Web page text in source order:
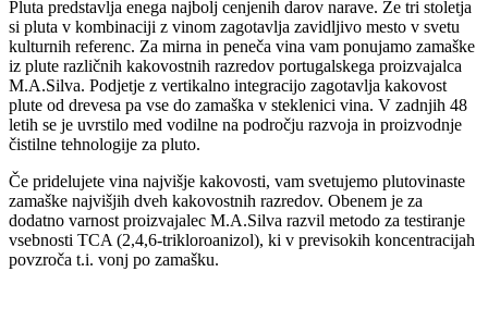
Pluta predstavlja enega najbolj cenjenih darov narave. Že tri stoletja
si pluta v kombinaciji z vinom zagotavlja zavidljivo mesto v svetu
kulturnih referenc. Za mirna in peneča vina vam ponujamo zamaške
iz plute različnih kakovostnih razredov portugalskega proizvajalca
M.A.Silva. Podjetje z vertikalno integracijo zagotavlja kakovost
plute od drevesa pa vse do zamaška v steklenici vina. V zadnjih 48
letih se je uvrstilo med vodilne na področju razvoja in proizvodnje
čistilne tehnologije za pluto.
Če pridelujete vina najvišje kakovosti, vam svetujemo plutovinaste
zamaške najvišjih dveh kakovostnih razredov. Obenem je za
dodatno varnost proizvajalec M.A.Silva razvil metodo za testiranje
vsebnosti TCA (2,4,6-trikloroanizol), ki v previsokih koncentracijah
povzroča t.i. vonj po zamašku.